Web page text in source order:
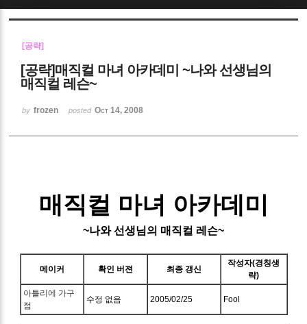
[공략]
[공략]매직컬 마녀 아카데미 ~나와 선생님의
매직컬 레슨~
by frozen posted Oct 14, 2008
매직컬 마녀 아카데미
~나와 선생님의 매직컬 레슨~
메이커 확인 버젼 최종 갱신
작성자(경칭생
략)
아틀리에 가구
점
수정 없음 2005/02/25 Fool
Sketchbook5, 스케치북5
Sketchbook5, 스케치북5